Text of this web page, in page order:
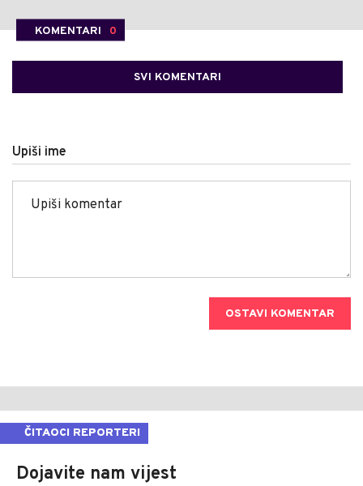
KOMENTARI 0
SVI KOMENTARI
Upiši ime
OSTAVI KOMENTAR
ČITAOCI REPORTERI
Dojavite nam vijest